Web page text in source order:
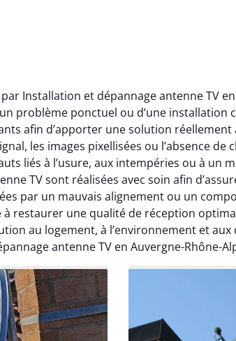
Installation et dépannage antenne TV
problème ponctuel ou d’une
afin d’apporter une solution
les images pixellisées ou l’absence
liés à l’usure, aux intempéries ou à un
TV sont réalisées avec soin afin
par un mauvais alignement ou un
à restaurer une qualité de réception
au logement, à l’environnement et
antenne TV en Auvergne-Rhône-